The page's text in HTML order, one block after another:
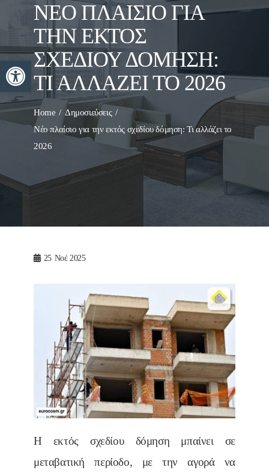
Ανοίξτε τη γραμμή εργαλείων
ΝΈΟ ΠΛΑΊΣΙΟ ΓΙΑ
ΤΗΝ ΕΚΤΌΣ
ΣΧΕΔΊΟΥ ΔΌΜΗΣΗ:
ΤΙ ΑΛΛΆΖΕΙ ΤΟ 2026
Home
Δημοσιεύσεις
Νέο πλαίσιο για την εκτός σχεδίου δόμηση: Τι αλλάζει το
2026
25 Νοέ 2025
Η εκτός σχεδίου δόμηση μπαίνει σε
μεταβατική περίοδο, με την αγορά να